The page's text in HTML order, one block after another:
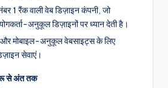
1 रैंक वाली वेब डिज़ाइन कंपनी, जो
अनुकूल डिज़ाइनों पर ध्यान देती है।
मोबाइल-अनुकूल वेबसाइट्स के लिए
सेवाएं।
से अंत तक